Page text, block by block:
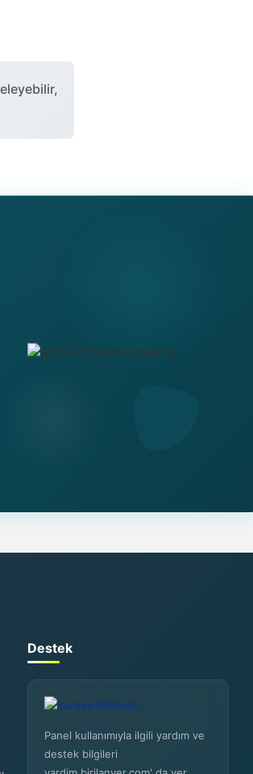
Destek
Panel kullanımıyla ilgili yardım ve
destek bilgileri